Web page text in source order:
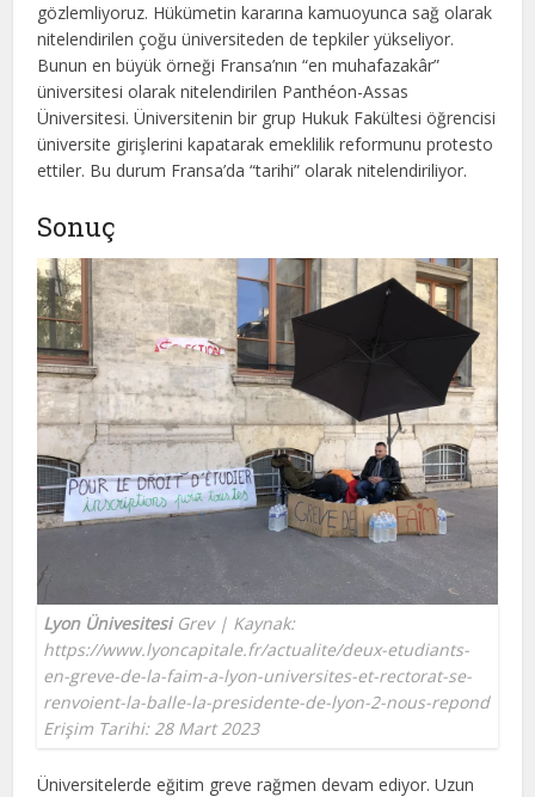
gözlemliyoruz. Hükümetin kararına kamuoyunca sağ olarak
nitelendirilen çoğu üniversiteden de tepkiler yükseliyor.
Bunun en büyük örneği Fransa’nın “en muhafazakâr”
üniversitesi olarak nitelendirilen Panthéon-Assas
Üniversitesi. Üniversitenin bir grup Hukuk Fakültesi öğrencisi
üniversite girişlerini kapatarak emeklilik reformunu protesto
ettiler. Bu durum Fransa’da “tarihi” olarak nitelendiriliyor.
Sonuç
Lyon ÜnivesitesiGrev | Kaynak:
https://www.lyoncapitale.fr/actualite/deux-etudiants-
en-greve-de-la-faim-a-lyon-universites-et-rectorat-se-
renvoient-la-balle-la-presidente-de-lyon-2-nous-repond
Erişim Tarihi: 28 Mart 2023
Üniversitelerde eğitim greve rağmen devam ediyor. Uzun